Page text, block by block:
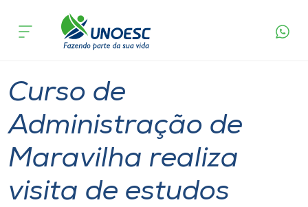
Cursos
Pesquisa
Atendimento ao Estudante
Portal de Ensino
acontece
Curso de
Administração de
Maravilha realiza
visita de estudos